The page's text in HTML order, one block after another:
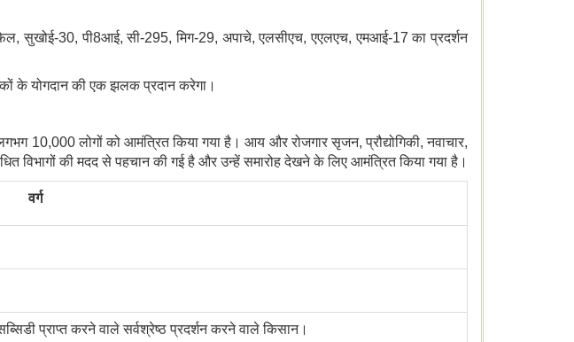
सुखोई-30, पी8आई, सी-295, मिग-29, अपाचे, एलसीएच, एएलएच, एमआई-17 का प्रदर्शन
के योगदान की एक झलक प्रदान करेगा।
10,000 लोगों को आमंत्रित किया गया है। आय और रोजगार सृजन, प्रौद्योगिकी, नवाचार,
विभागों की मदद से पहचान की गई है और उन्हें समारोह देखने के लिए आमंत्रित किया गया है।
वर्ग
प्राप्त करने वाले सर्वश्रेष्ठ प्रदर्शन करने वाले किसान।